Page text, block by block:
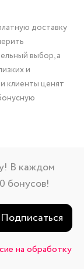
доставку
выбор, а
и
клиенты ценят
В каждом
бонусов!
Подписаться
на обработку